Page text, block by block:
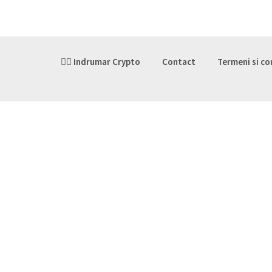
👉🏽 Indrumar Crypto Contact Termeni si